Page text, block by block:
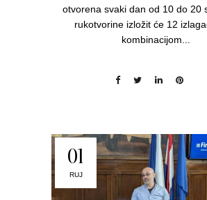
otvorena svaki dan od 10 do 20
rukotvorine izložit će 12
kombinacijom...
01
RUJ